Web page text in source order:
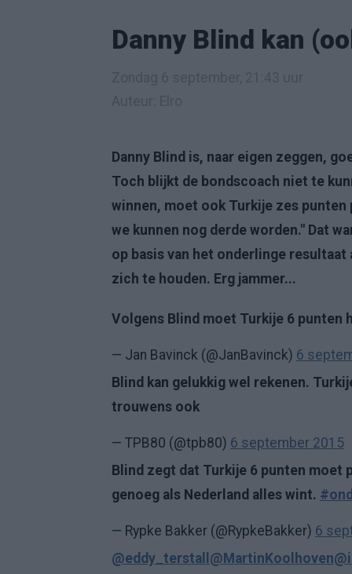
Danny Blind kan
Danny Blind is, naar eigen zeggen,
Toch blijkt de bondscoach niet te
winnen, moet ook Turkije zes punten
we kunnen nog derde worden." Dat
op basis van het onderlinge
zich te houden. Erg jammer...
Volgens Blind moet Turkije 6 punten
— Jan Bavinck (@JanBavinck) 6
Blind kan gelukkig wel rekenen.
trouwens ook
— TPB80 (@tpb80) 6 september 2015
Blind zegt dat Turkije 6 punten moet
genoeg als Nederland alles wint.
— Rypke Bakker (@RypkeBakker) 6
@eddy_terstall @MartinKoolhoven